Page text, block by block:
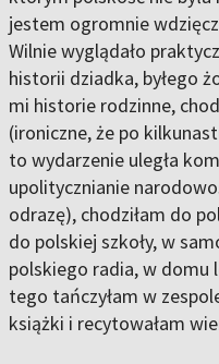
jestem ogromnie
Wilnie wyglądało
historii dziadka, byłego
mi historie rodzinne,
(ironiczne, że po
to wydarzenie uległa
upolitycznianie
odrazę), chodziłam do
do polskiej szkoły, w
polskiego radia, w domu
tego tańczyłam w
książki i recytowałam